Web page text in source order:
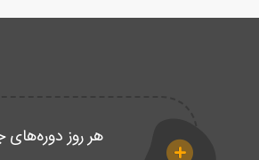
هر روز دوره‌های